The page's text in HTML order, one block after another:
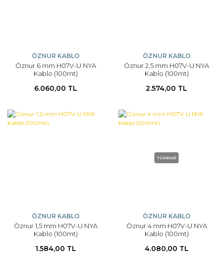
ÖZNUR KABLO
Öznur 6 mm H07V-U NYA
Kablo (100mt)
6.060,00 TL
ÖZNUR KABLO
Öznur 2,5 mm H07V-U NYA
Kablo (100mt)
2.574,00 TL
ÖZNUR KABLO
Öznur 1,5 mm H07V-U NYA
Kablo (100mt)
1.584,00 TL
TÜKENDİ
ÖZNUR KABLO
Öznur 4 mm H07V-U NYA
Kablo (100mt)
4.080,00 TL